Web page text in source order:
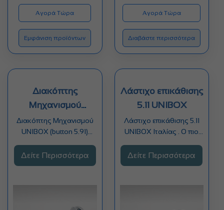
through
Αγορά Τώρα
Εμφάνιση προϊόντων
Αγορά Τώρα
Διαβάστε περισσότερα
Διακόπτης
Μηχανισμού
UNIBOX
Διακόπτης Μηχανισμού
UNIBOX (button 5.91)
τεχνολογικά προηγμένος
μηχανισμός για…
Δείτε Περισσότερα
Λάστιχο επικάθισης
5.11 UNIBOX
Λάστιχο επικάθισης 5.11
UNIBOX Ιταλίας . Ο πιο
μηχανισμός παγκοσμίως.
…
Δείτε Περισσότερα